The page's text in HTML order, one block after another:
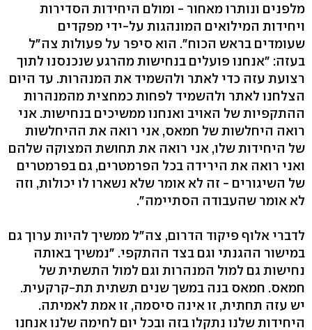
מלפנים ונותרו מאחור - ומולם היחידות הסדירות
ויחידות המילואים המונהגות על-ידי מפקדים
שעומדים בראש הכוח". הוא סיפר על פעולות צה"ל
בעזה: "אנחנו פועלים בנחישות מהרגע שנכנסנו לתוך
רצועת עזה כדי לאתר ולהשמיד את המנהרות. עד היום
הצלחנו לאתר ולהשמיד לפחות כמחצית מהמנהרות
ההתקפיות של האויב ואנחנו ממשיכים בנחישות. אני
רואה היחלשות של חמאס, אני רואה את ההיחלשות
של היחידות שלו, אני רואה את תחושת המצוקה שלהם
ואני רואה את הירידה בכל הפרמטרים, גם בפרמטרים
של השיגורים - זה לא אומר שלא נשארו לו יכולות, וזה
לא אומר שהעבודה הסתיימה".
לדברי אלוף פיקוד הדרום, צה"ל ממשיך להיות ערוך גם
במישור ההגנתי וגם בצד ההתקפי. "נמשיך באותה
נחישות גם למול המנהרות וגם למול התשתית של
חמאס. חמאס בנה במשך שנים תשתית תת-קרקעית.
יש עזה תחתית, זו אינה סיסמה, זו אמת לאמיתה.
היחידות שלנו נתקלו בזה ובכל יום לחימה שלנו אנחנו